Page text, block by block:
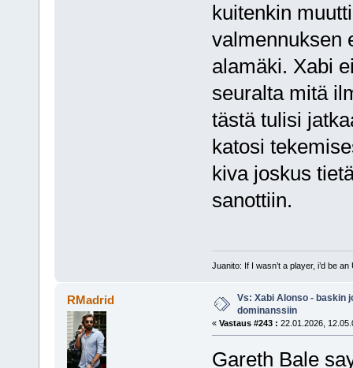
kuitenkin
valmennuksen
alamäki. Xabi
seuralta mitä
tästä tulisi
katosi
kiva joskus
sanottiin.
Juanito: If I wasn’t a player, i’d be an
RMadrid
Vs: Xabi Alonso - baskin
dominanssiin
« Vastaus #243 : 22.01.2026,
Gareth Bale